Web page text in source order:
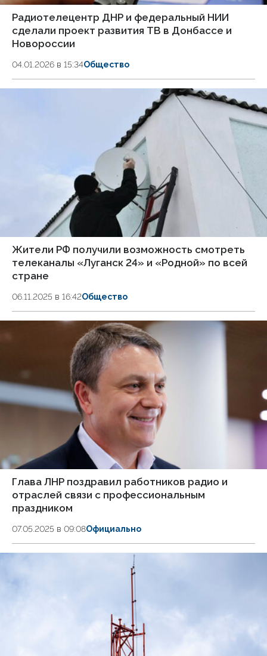
Радиотелецентр ДНР и федеральный НИИ
сделали проект развития ТВ в Донбассе и
Новороссии
04.01.2026 в 15:34Общество
Жители РФ получили возможность смотреть
телеканалы «Луганск 24» и «Родной» по всей
стране
06.11.2025 в 16:42Общество
Глава ЛНР поздравил работников радио и
отраслей связи с профессиональным
праздником
07.05.2025 в 09:08Официально